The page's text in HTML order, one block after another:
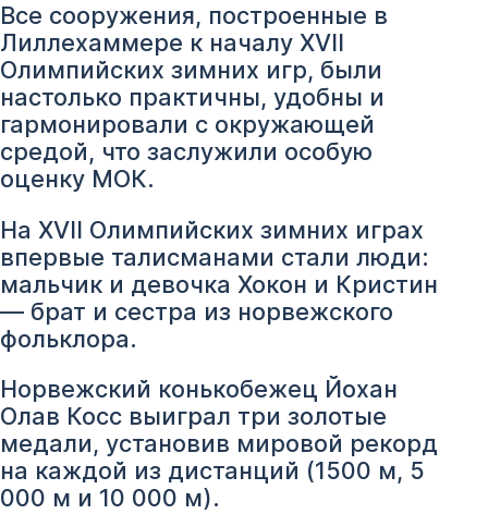
Все сооружения, построенные в
Лиллехаммере к началу XVII
Олимпийских зимних игр, были
настолько практичны, удобны и
гармонировали с окружающей
средой, что заслужили особую
оценку МОК.
На XVII Олимпийских зимних играх
впервые талисманами стали люди:
мальчик и девочка Хокон и Кристин
— брат и сестра из норвежского
фольклора.
Норвежский конькобежец Йохан
Олав Косс выиграл три золотые
медали, установив мировой рекорд
на каждой из дистанций (1500 м, 5
000 м и 10 000 м).